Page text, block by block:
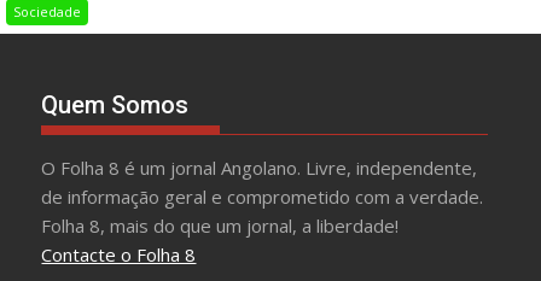
Sociedade
Quem Somos
O Folha 8 é um jornal Angolano. Livre, independente,
de informação geral e comprometido com a verdade.
Folha 8, mais do que um jornal, a liberdade!
Contacte o Folha 8